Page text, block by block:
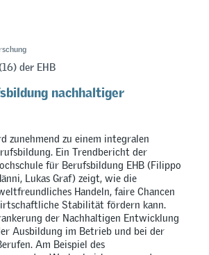
der EHB
nachhaltiger
zunehmend zu einem integralen
Ein Trendbericht der
für Berufsbildung EHB (Filippo
Lukas Graf) zeigt, wie die
Handeln, faire Chancen
Stabilität fördern kann.
der Nachhaltigen Entwicklung
Ausbildung im Betrieb und bei der
Am Beispiel des